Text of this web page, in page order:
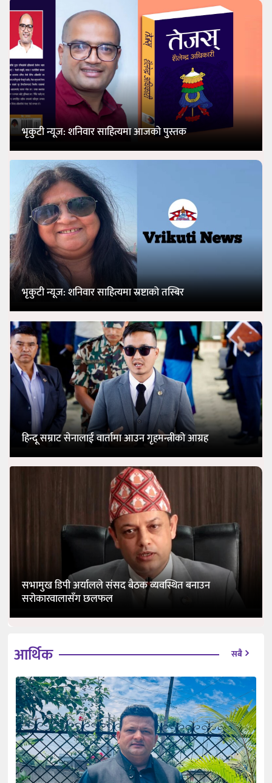
भृकुटी न्यूज: शनिवार साहित्यमा आजको पुस्तक
भृकुटी न्यूज: शनिवार साहित्यमा स्रष्टाको तस्बिर
हिन्दू सम्राट सेनालाई वार्तामा आउन गृहमन्त्रीको आग्रह
सभामुख डिपी अर्यालले संसद बैठक व्यवस्थित बनाउन
सरोकारवालासँग छलफल
आर्थिक सबै